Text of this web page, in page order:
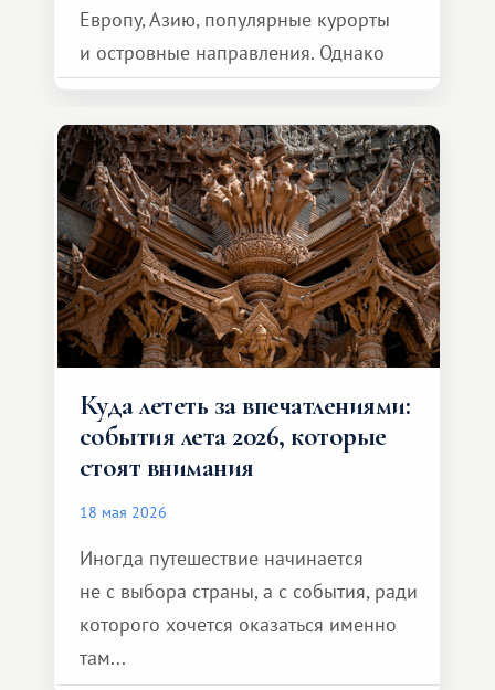
Европу, Азию, популярные курорты
и островные направления. Однако
возможности обменной системы
значительно шире. Среди них есть
и Африка — континент, который
способен подарить совершенно иной
формат путешествия.
Куда лететь за впечатлениями:
события лета 2026, которые
стоят внимания
18 мая 2026
Иногда путешествие начинается
не с выбора страны, а с события, ради
которого хочется оказаться именно
там...